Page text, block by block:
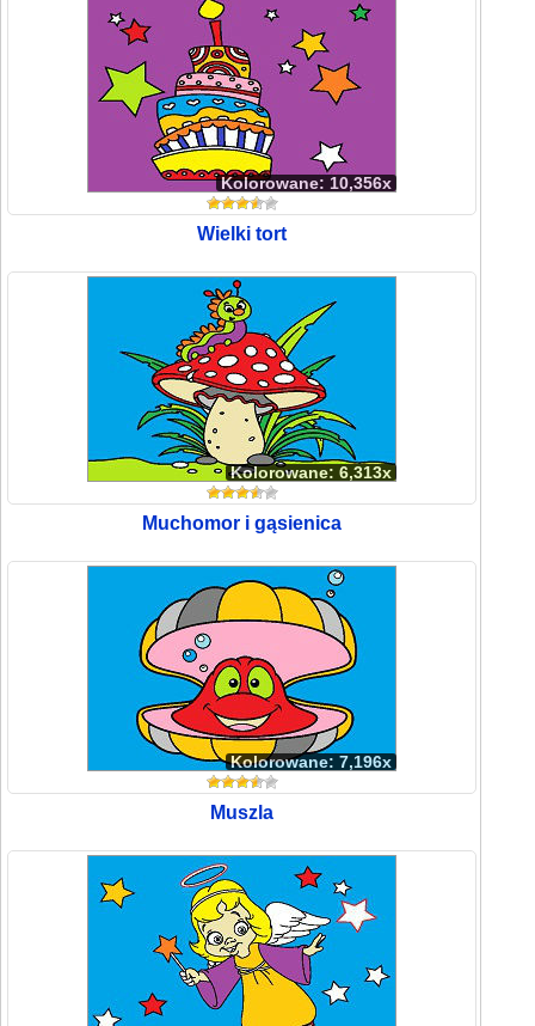
Kolorowane: 10,356x
Wielki tort
Kolorowane: 6,313x
Muchomor i gąsienica
Kolorowane: 7,196x
Muszla